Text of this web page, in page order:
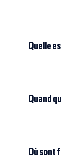
Quelle
Quand
Où sont